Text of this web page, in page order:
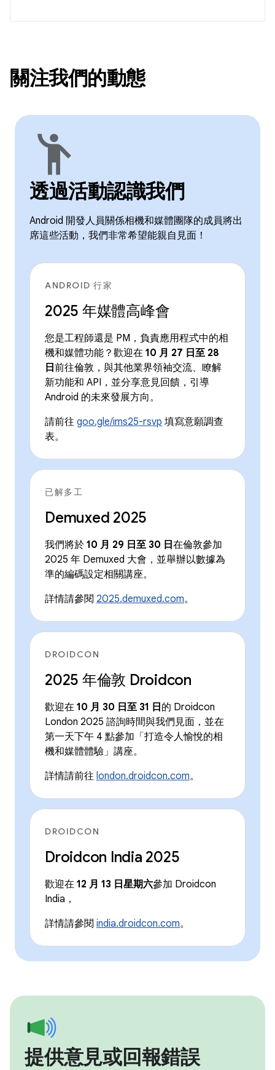
關注我們的動態
emoji_people
透過活動認識我們
Android 開發人員關係相機和媒體團隊的成員將出
席這些活動，我們非常希望能親自見面！
ANDROID 行家
2025 年媒體高峰會
您是工程師還是 PM，負責應用程式中的相
機和媒體功能？歡迎在 10 月 27 日至 28
日前往倫敦，與其他業界領袖交流、瞭解
新功能和 API，並分享意見回饋，引導
Android 的未來發展方向。
請前往 goo.gle/ims25-rsvp 填寫意願調查
表。
已解多工
Demuxed 2025
我們將於 10 月 29 日至 30 日在倫敦參加
2025 年 Demuxed 大會，並舉辦以數據為
準的編碼設定相關講座。
詳情請參閱 2025.demuxed.com。
DROIDCON
2025 年倫敦 Droidcon
歡迎在 10 月 30 日至 31 日的 Droidcon
London 2025 諮詢時間與我們見面，並在
第一天下午 4 點參加「打造令人愉悅的相
機和媒體體驗」講座。
詳情請前往 london.droidcon.com。
DROIDCON
Droidcon India 2025
歡迎在 12 月 13 日星期六參加 Droidcon
India，
詳情請參閱 india.droidcon.com。
提供意見或回報錯誤